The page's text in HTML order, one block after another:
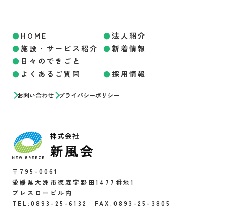
HOME
法人紹介
施設・サービス紹介
新着情報
日々のできごと
よくあるご質問
採用情報
お問い合わせ プライバシーポリシー
〒795-0061
愛媛県大洲市徳森字野田1477番地1
ブレスロービル内
TEL:0893-25-6132 FAX:0893-25-3805